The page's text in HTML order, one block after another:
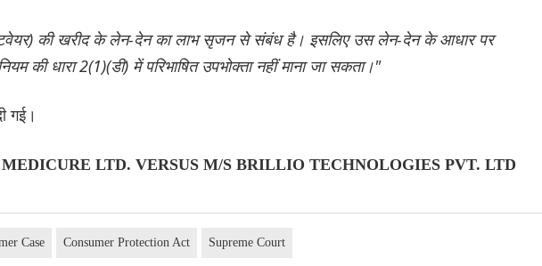
की खरीद के लेन-देन का लाभ सृजन से संबंध है। इसलिए उस लेन-देन के आधार पर
की धारा 2(1)(डी) में परिभाषित उपभोक्ता नहीं माना जा सकता।"
गई।
MEDICURE LTD. VERSUS M/S BRILLIO TECHNOLOGIES PVT. LTD
Case Consumer Protection Act Supreme Court